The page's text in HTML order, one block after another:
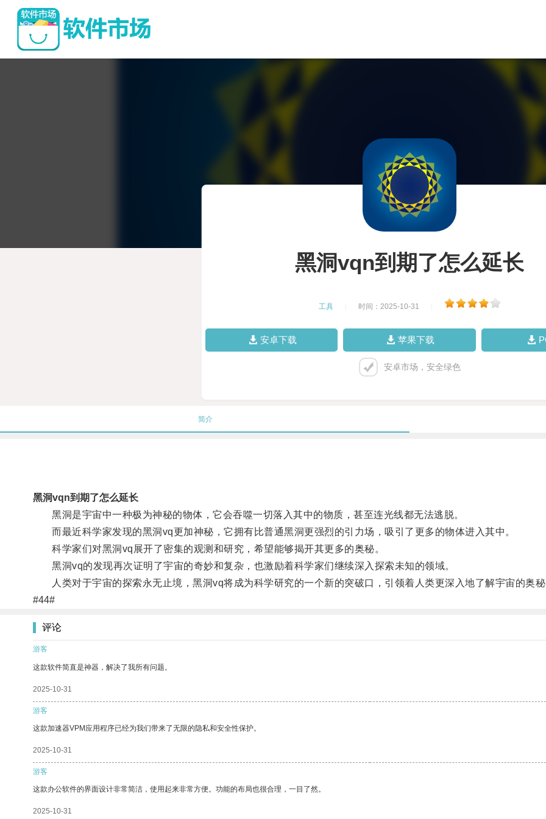
黑洞vqn到期了怎么延长
工具 时间：2025-10-31
安卓下载 苹果下载
安卓市场，安全绿色
简介
黑洞vqn到期了怎么延长
黑洞是宇宙中一种极为神秘的物体，它会吞噬一切落入其中的物质，甚至连光线都无法逃脱。
而最近科学家发现的黑洞vq更加神秘，它拥有比普通黑洞更强烈的引力场，吸引了更多的物体进入其中。
科学家们对黑洞vq展开了密集的观测和研究，希望能够揭开其更多的奥秘。
黑洞vq的发现再次证明了宇宙的奇妙和复杂，也激励着科学家们继续深入探索未知的领域。
人类对于宇宙的探索永无止境，黑洞vq将成为科学研究的一个新的突破口，引领着人类更深入地了解宇宙的奥秘
#44#
评论
游客
这款软件简直是神器，解决了我所有问题。
2025-10-31
游客
这款加速器VPM应用程序已经为我们带来了无限的隐私和安全性保护。
2025-10-31
游客
这款办公软件的界面设计非常简洁，使用起来非常方便。功能的布局也很合理，一目了然。
2025-10-31